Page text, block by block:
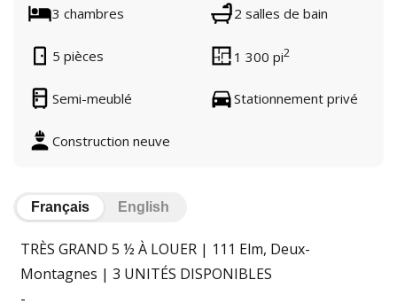
3 chambres 2 salles de bain
5 pièces 1 300 pi2
Semi-meublé Stationnement privé
Construction neuve
Français English
TRÈS GRAND 5 ½ À LOUER | 111 Elm, Deux-
Montagnes | 3 UNITÉS DISPONIBLES
-